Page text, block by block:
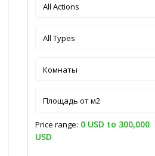
All Actions
All Types
Комнаты
Price range: 0 USD to 300,000
USD